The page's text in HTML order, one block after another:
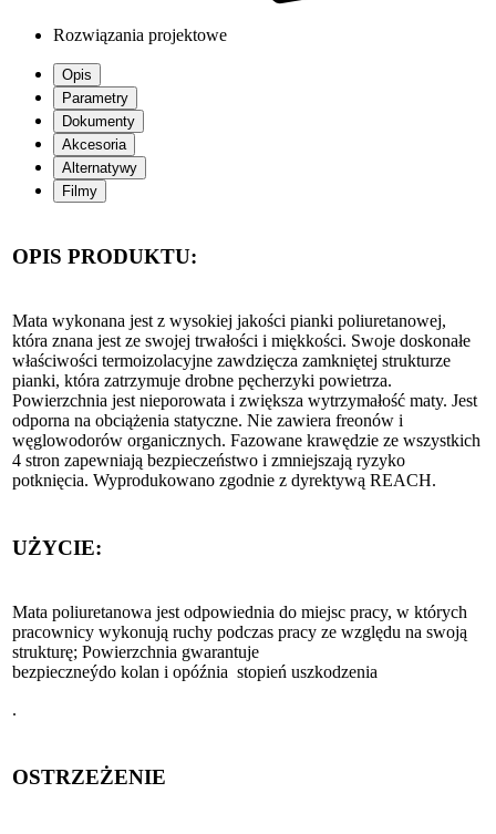
Rozwiązania projektowe
Opis
Parametry
Dokumenty
Akcesoria
Alternatywy
Filmy
OPIS PRODUKTU:
Mata wykonana jest z wysokiej jakości pianki poliuretanowej,
która znana jest ze swojej trwałości i miękkości. Swoje doskonałe
właściwości termoizolacyjne zawdzięcza zamkniętej strukturze
pianki, która zatrzymuje drobne pęcherzyki powietrza.
Powierzchnia jest nieporowata i zwiększa wytrzymałość maty. Jest
odporna na obciążenia statyczne. Nie zawiera freonów i
węglowodorów organicznych. Fazowane krawędzie ze wszystkich
4 stron zapewniają bezpieczeństwo i zmniejszają ryzyko
potknięcia. Wyprodukowano zgodnie z dyrektywą REACH.
UŻYCIE:
Mata poliuretanowa jest odpowiednia do miejsc pracy, w których
pracownicy wykonują ruchy podczas pracy ze względu na swoją
strukturę; Powierzchnia gwarantuje
bezpieczneýdo kolan i opóźnia stopień uszkodzenia
.
OSTRZEŻENIE